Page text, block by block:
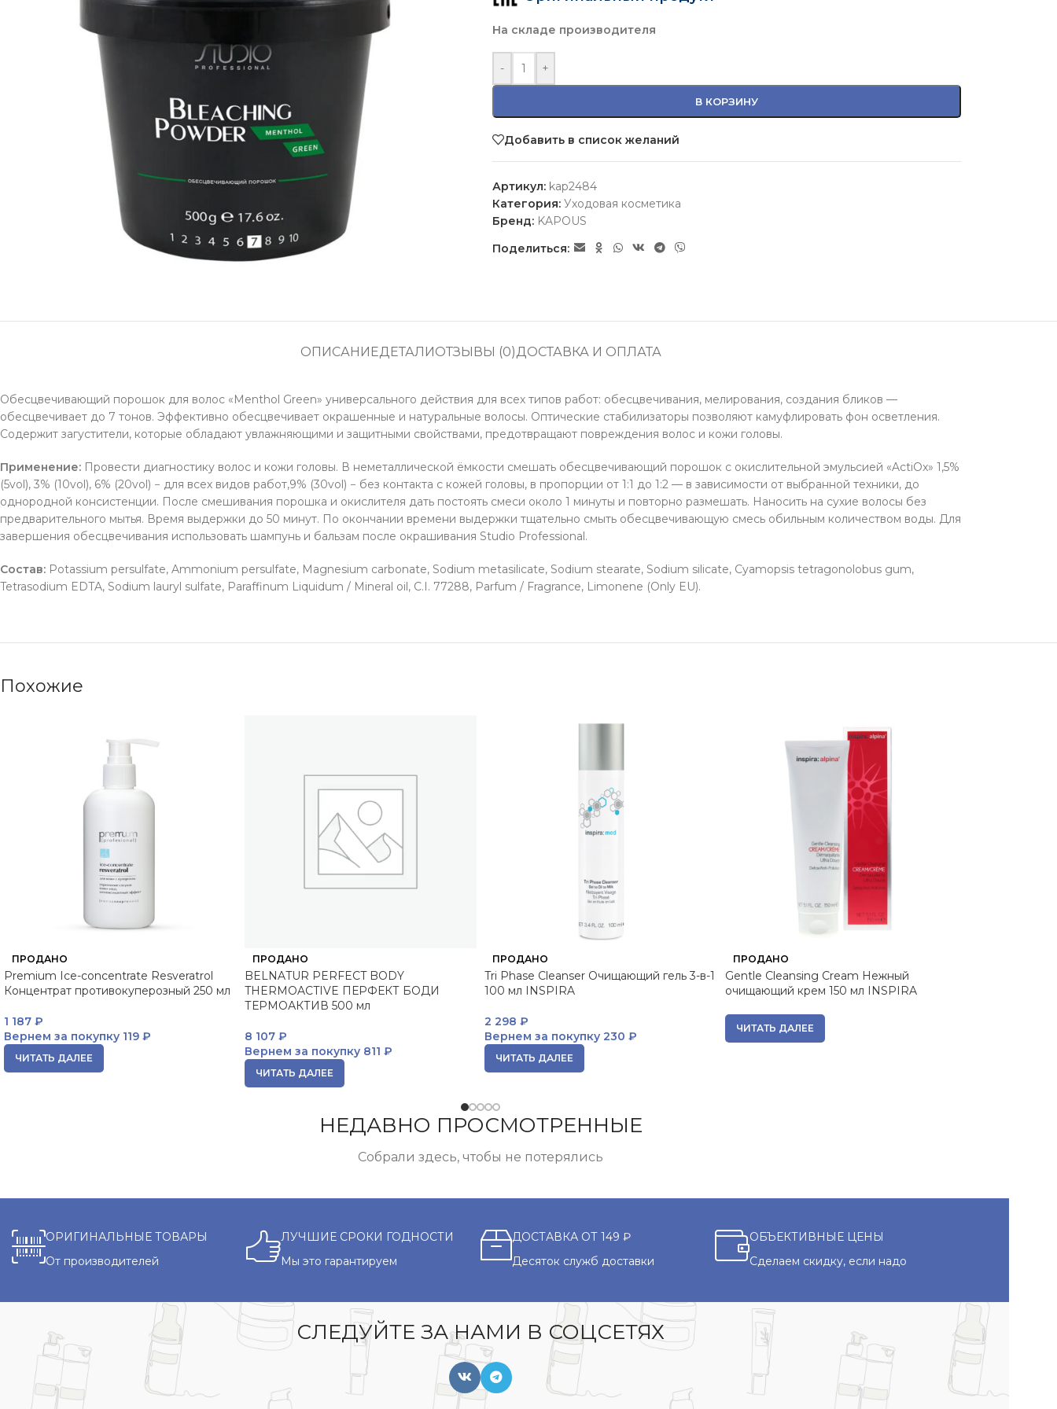
На складе производителя
- +
В КОРЗИНУ
Добавить в список желаний
Артикул: kap2484
Категория: Уходовая косметика
Бренд: KAPOUS
Поделиться:
ОПИСАНИЕДЕТАЛИОТЗЫВЫ (0)ДОСТАВКА И ОПЛАТА
Обесцвечивающий порошок для волос «Menthol Green» универсального действия для всех типов работ: обесцвечивания, мелирования, создания бликов —
обесцвечивает до 7 тонов. Эффективно обесцвечивает окрашенные и натуральные волосы. Оптические стабилизаторы позволяют камуфлировать фон осветления.
Содержит загустители, которые обладают увлажняющими и защитными свойствами, предотвращают повреждения волос и кожи головы.
Применение: Провести диагностику волос и кожи головы. В неметаллической ёмкости смешать обесцвечивающий порошок с окислительной эмульсией «ActiOx» 1,5%
(5vol), 3% (10vol), 6% (20vol) − для всех видов работ,9% (30vol) − без контакта с кожей головы, в пропорции от 1:1 до 1:2 — в зависимости от выбранной техники, до
однородной консистенции. После смешивания порошка и окислителя дать постоять смеси около 1 минуты и повторно размешать. Наносить на сухие волосы без
предварительного мытья. Время выдержки до 50 минут. По окончании времени выдержки тщательно смыть обесцвечивающую смесь обильным количеством воды. Для
завершения обесцвечивания использовать шампунь и бальзам после окрашивания Studio Professional.
Состав: Potassium persulfate, Ammonium persulfate, Magnesium carbonate, Sodium metasilicate, Sodium stearate, Sodium silicate, Cyamopsis tetragonolobus gum,
Tetrasodium EDTA, Sodium lauryl sulfate, Paraffinum Liquidum / Mineral oil, C.I. 77288, Parfum / Fragrance, Limonene (Only EU).
Похожие
ПРОДАНО
Premium Ice-concentrate Resveratrol
Концентрат противокуперозный 250 мл
1 187 ₽
Вернем за покупку 119 ₽
ЧИТАТЬ ДАЛЕЕ
ПРОДАНО
BELNATUR PERFECT BODY
THERMOACTIVE ПЕРФЕКТ БОДИ
ТЕРМОАКТИВ 500 мл
8 107 ₽
Вернем за покупку811 ₽
ЧИТАТЬ ДАЛЕЕ
ПРОДАНО
Tri Phase Cleanser Очищающий гель 3-в-1
100 мл INSPIRA
2 298 ₽
Вернем за покупку 230 ₽
ЧИТАТЬ ДАЛЕЕ
ПРОДАНО
Gentle Cleansing Cream Нежный
очищающий крем 150 мл INSPIRA
ЧИТАТЬ ДАЛЕЕ
НЕДАВНО ПРОСМОТРЕННЫЕ
Собрали здесь, чтобы не потерялись
ОРИГИНАЛЬНЫЕ ТОВАРЫ
От производителей
ЛУЧШИЕ СРОКИ ГОДНОСТИ
Мы это гарантируем
ДОСТАВКА ОТ 149 ₽
Десяток служб доставки
ОБЪЕКТИВНЫЕ ЦЕНЫ
Сделаем скидку, если надо
СЛЕДУЙТЕ ЗА НАМИ В СОЦСЕТЯХ